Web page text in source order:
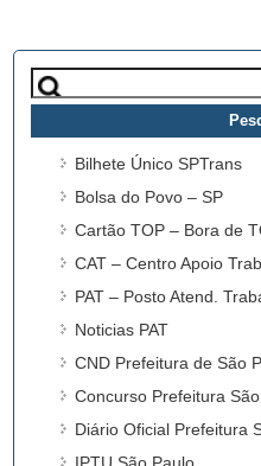
Pesquisar
por:
Bilhete Único SPTrans
Bolsa do Povo – SP
Cartão TOP – Bora de
CAT – Centro Apoio
PAT – Posto Atend.
Noticias PAT
CND Prefeitura de São
Concurso Prefeitura
Diário Oficial Prefeitura
IPTU São Paulo